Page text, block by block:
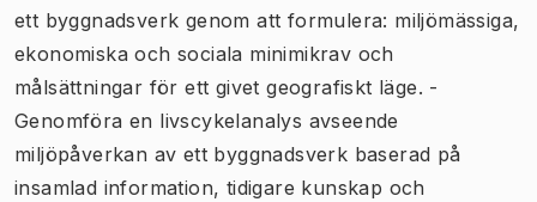
ett byggnadsverk genom att formulera: miljömässiga,
ekonomiska och sociala minimikrav och
målsättningar för ett givet geografiskt läge. -
Genomföra en livscykelanalys avseende
miljöpåverkan av ett byggnadsverk baserad på
insamlad information, tidigare kunskap och